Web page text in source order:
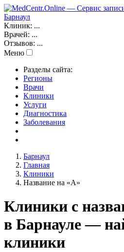
Барнаул
Клиник: ...
Врачей: ...
Отзывов: ...
Меню
Разделы сайта:
Регионы
Врачи
Клиники
Услуги
Диагностика
Заболевания
Барнаул
Главная
Клиники
Название на «А»
Клиники с
в Барнауле —
клиники